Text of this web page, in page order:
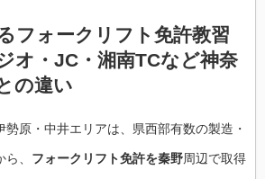
フォークリフト免許教習
オ・JC・湘南TCなど神奈
の違い
原・中井エリアは、県西部有数の製造・
、 フォークリフト免許を秦野周辺で取得